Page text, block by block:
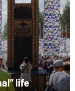
life